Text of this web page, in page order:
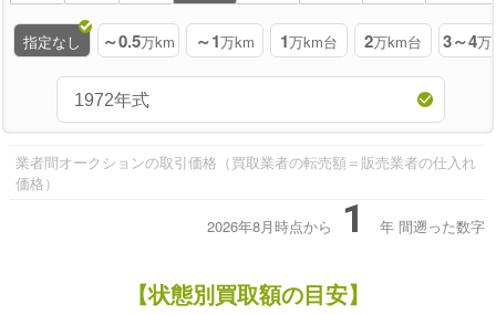
指定なし ～0.5万km ～1万km 1万km台 2万km台 3～4万
業者間オークションの取引価格（買取業者の転売額＝販売業者の仕入れ
価格）
2026年8月時点から 1 年 間遡った数字
【状態別買取額の目安】